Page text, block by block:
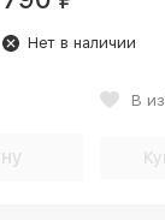
Нет в наличии
В